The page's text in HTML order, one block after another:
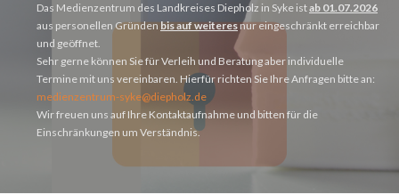
Das Medienzentrum des Landkreises Diepholz in Syke istab 01.07.2026
aus personellen Gründenbis auf weiteresnur eingeschränkt erreichbar
und geöffnet.
Sehr gerne können Sie für Verleih und Beratung aber individuelle
Termine mit uns vereinbaren. Hierfür richten Sie Ihre Anfragen bitte an:
medienzentrum-syke@diepholz.de
Wir freuen uns auf Ihre Kontaktaufnahme und bitten für die
Einschränkungen um Verständnis.